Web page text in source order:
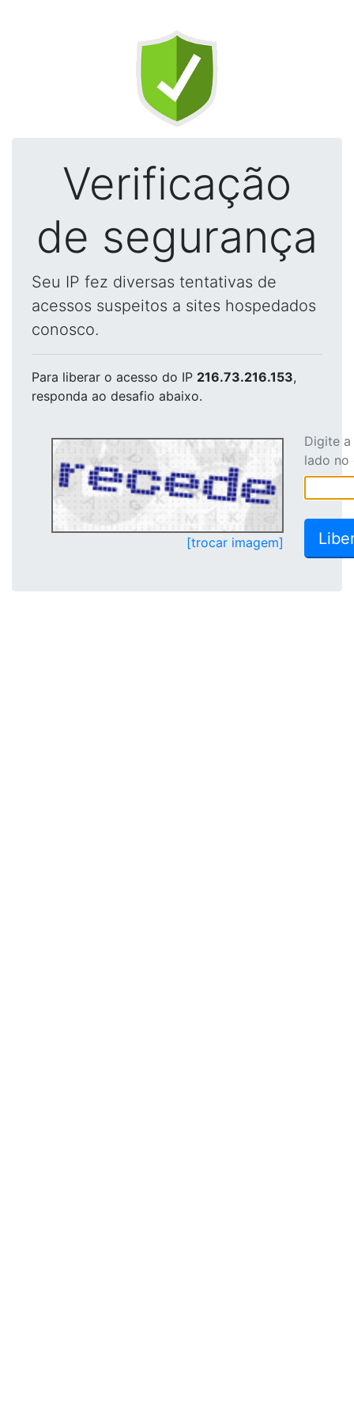
Verificação
de segurança
Seu IP fez diversas tentativas de
acessos suspeitos a sites hospedados
conosco.
Para liberar o acesso do IP 216.73.216.153,
responda ao desafio abaixo.
[trocar imagem]
Digite
lado no